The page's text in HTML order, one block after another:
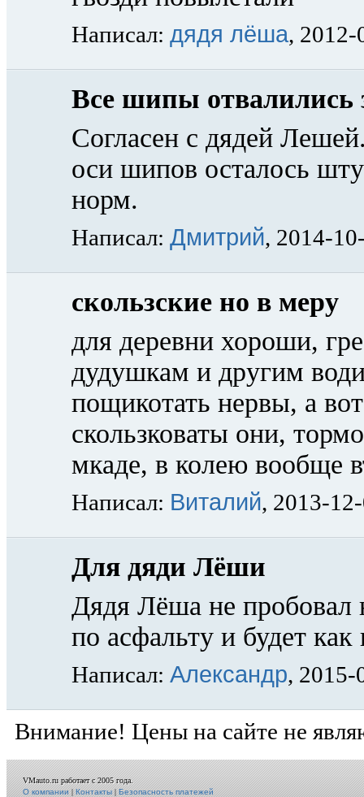
Написал: дядя лёша, 2012-
Все шипы отвалились
Согласен с дядей
оси шипов осталось
норм.
Написал: Дмитрий, 2014-
скользские но в меру
для деревни хороши,
дудушкам и другим
пощикотать нервы, а
скользковаты они,
мкаде, в колею вообще
Написал: Виталий, 2013-
Для дяди Лёши
Дядя Лёша не пробовал
по асфальту и будет как
Написал: Александр, 2015-
Внимание! Цены на сайте не
VMauto.ru работает с 2005 года.
О компании|Контакты|Безопасность платежей